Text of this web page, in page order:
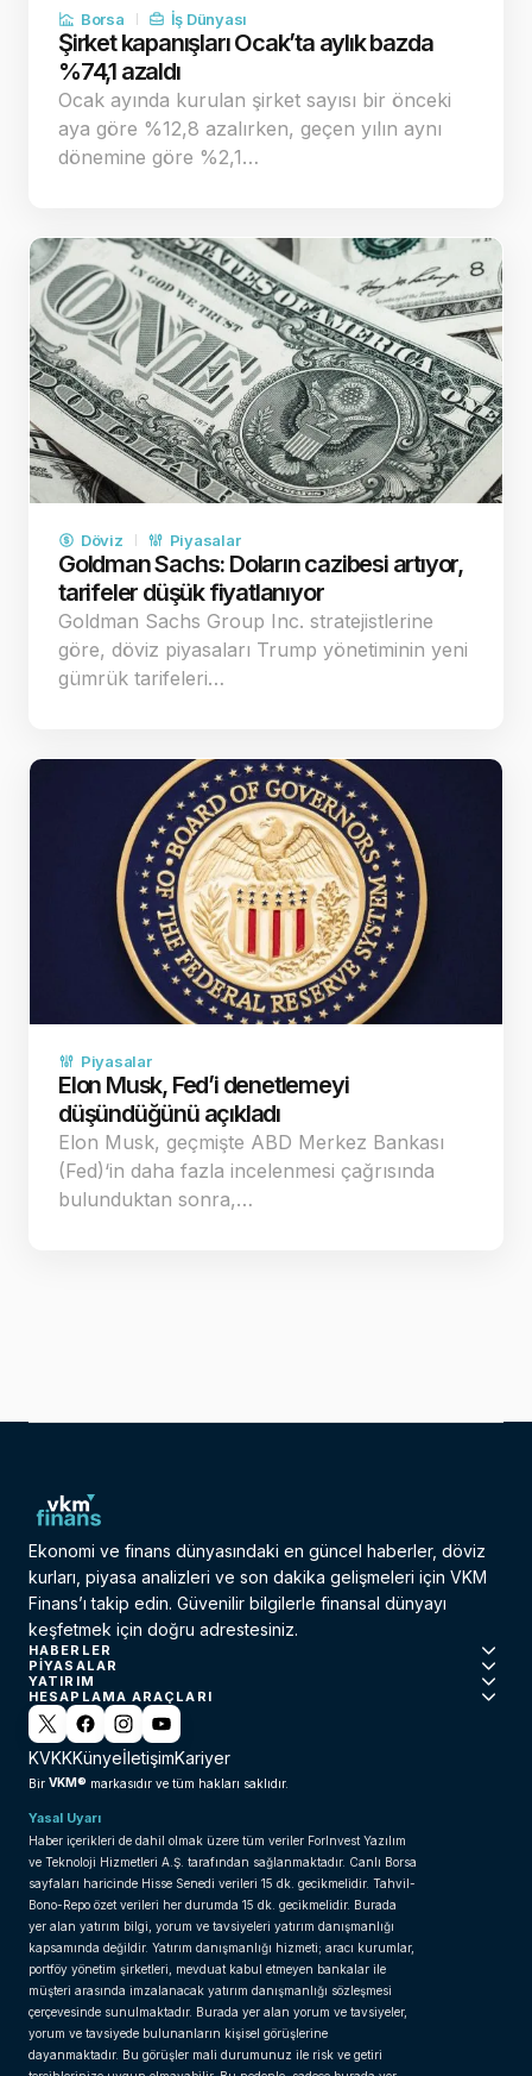
Borsa İş Dünyası
Şirket kapanışları Ocak’ta aylık bazda
%74,1 azaldı
Ocak ayında kurulan şirket sayısı bir önceki
aya göre %12,8 azalırken, geçen yılın aynı
dönemine göre %2,1…
Döviz Piyasalar
Goldman Sachs: Doların cazibesi artıyor,
tarifeler düşük fiyatlanıyor
Goldman Sachs Group Inc. stratejistlerine
göre, döviz piyasaları Trump yönetiminin yeni
gümrük tarifeleri…
Piyasalar
Elon Musk, Fed’i denetlemeyi
düşündüğünü açıkladı
Elon Musk, geçmişte ABD Merkez Bankası
(Fed)‘in daha fazla incelenmesi çağrısında
bulunduktan sonra,…
Ekonomi ve finans dünyasındaki en güncel haberler, döviz
kurları, piyasa analizleri ve son dakika gelişmeleri için VKM
Finans’ı takip edin. Güvenilir bilgilerle finansal dünyayı
keşfetmek için doğru adrestesiniz.
HABERLER
PIYASALAR
YATIRIM
HESAPLAMA ARAÇLARI
KVKKKünyeİletişimKariyer
Bir VKM® markasıdır ve tüm hakları saklıdır.
Yasal Uyarı
Haber içerikleri de dahil olmak üzere tüm veriler ForInvest Yazılım
ve Teknoloji Hizmetleri A.Ş. tarafından sağlanmaktadır. Canlı Borsa
sayfaları haricinde Hisse Senedi verileri 15 dk. gecikmelidir. Tahvil-
Bono-Repo özet verileri her durumda 15 dk. gecikmelidir. Burada
yer alan yatırım bilgi, yorum ve tavsiyeleri yatırım danışmanlığı
kapsamında değildir. Yatırım danışmanlığı hizmeti; aracı kurumlar,
portföy yönetim şirketleri, mevduat kabul etmeyen bankalar ile
müşteri arasında imzalanacak yatırım danışmanlığı sözleşmesi
çerçevesinde sunulmaktadır. Burada yer alan yorum ve tavsiyeler,
yorum ve tavsiyede bulunanların kişisel görüşlerine
dayanmaktadır. Bu görüşler mali durumunuz ile risk ve getiri